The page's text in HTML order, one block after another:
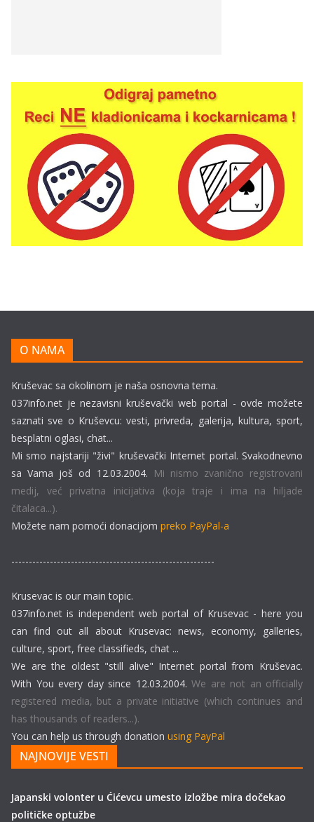
O NAMA
Kruševac sa okolinom je naša osnovna tema.
037info.net je nezavisni kruševački web portal - ovde možete
saznati sve o Kruševcu: vesti, privreda, galerija, kultura, sport,
besplatni oglasi, chat...
Mi smo najstariji "živi" kruševački Internet portal. Svakodnevno
sa Vama još od 12.03.2004. Mi nismo zvanično registrovani
medij, već privatna inicijativa (koja traje i ima na hiljade
čitalaca...).
Možete nam pomoći donacijom preko PayPal-a
----------------------------------------------------------
Krusevac is our main topic.
037info.net is independent web portal of Krusevac - here you
can find out all about Krusevac: news, economy, galleries,
culture, sport, free classifieds, chat ...
We are the oldest "still alive" Internet portal from Kruševac.
With You every day since 12.03.2004. We are not an officially
registered media, but a private initiative (which continues and
has thousands of readers...).
You can help us through donation using PayPal
NAJNOVIJE VESTI
Japanski volonter u Ćićevcu umesto izložbe mira dočekao
političke optužbe